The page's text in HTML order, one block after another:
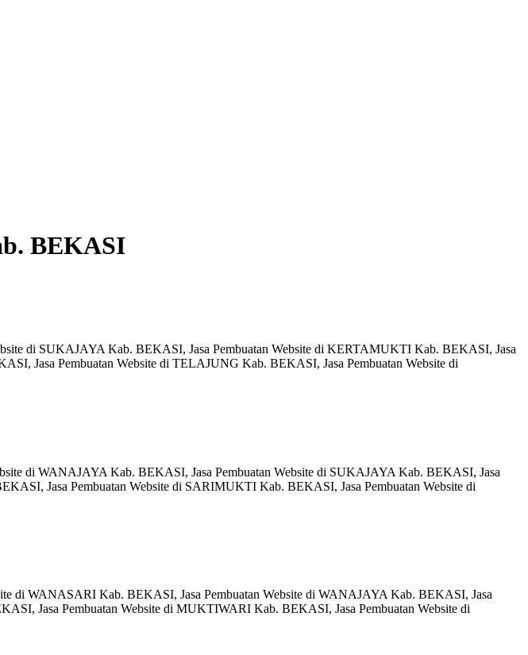
BEKASI
di SUKAJAYA Kab. BEKASI, Jasa Pembuatan Website di KERTAMUKTI Kab. BEKASI, Jasa
Jasa Pembuatan Website di TELAJUNG Kab. BEKASI, Jasa Pembuatan Website di
di WANAJAYA Kab. BEKASI, Jasa Pembuatan Website di SUKAJAYA Kab. BEKASI, Jasa
Jasa Pembuatan Website di SARIMUKTI Kab. BEKASI, Jasa Pembuatan Website di
di WANASARI Kab. BEKASI, Jasa Pembuatan Website di WANAJAYA Kab. BEKASI, Jasa
Jasa Pembuatan Website di MUKTIWARI Kab. BEKASI, Jasa Pembuatan Website di